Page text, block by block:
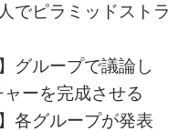
でピラミッドストラ
グループで議論し
ーを完成させる
各グループが発表